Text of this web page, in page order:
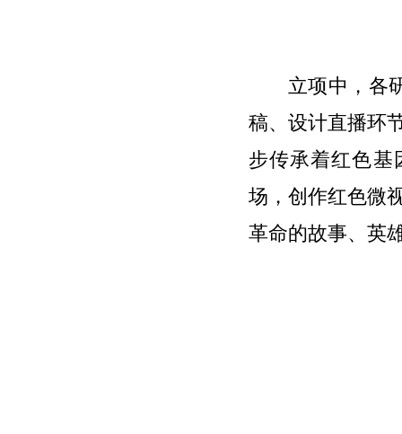
立项中，各
稿、设计直播环
步传承着红色基
场，创作红色微
革命的故事、英